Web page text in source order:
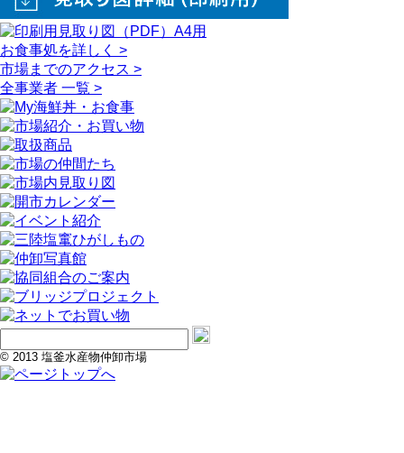
お食事処を詳しく >
市場までのアクセス >
全事業者 一覧 >
© 2013 塩釜水産物仲卸市場